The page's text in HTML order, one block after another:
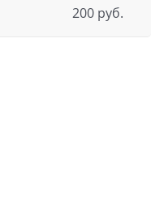
200 руб.